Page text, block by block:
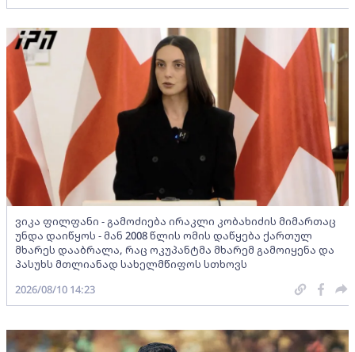
ვიკა ფილფანი - გამოძიება ირაკლი კობახიძის მიმართაც
უნდა დაიწყოს - მან 2008 წლის ომის დაწყება ქართულ
მხარეს დააბრალა, რაც ოკუპანტმა მხარემ გამოიყენა და
პასუხს მთლიანად სახელმწიფოს სთხოვს
2026/08/10 14:23